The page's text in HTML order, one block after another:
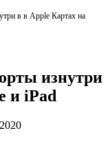
в в Apple Картах на
изнутри
и iPad